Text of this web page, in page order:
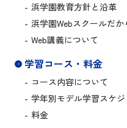
浜学園教育方針と沿革
浜学園Webスクールだか
Web講義について
学習コース・料金
コース内容について
学年別モデル学習スケ
料金